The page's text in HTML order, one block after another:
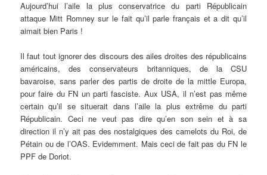
Aujourd’hui l’aile la plus conservatrice du parti Républicain
attaque Mitt Romney sur le fait qu’il parle français et a dit qu’il
aimait bien Paris !
Il faut tout ignorer des discours des ailes droites des républicains
américains, des conservateurs britanniques, de la CSU
bavaroise, sans parler des partis de droite de la mittle Europa,
pour faire du FN un parti fasciste. Aux USA, il n’est pas même
certain qu’il se situerait dans l’aile la plus extrême du parti
Républicain. Ceci ne veut pas dire qu’en son sein et à sa
direction il n’y ait pas des nostalgiques des camelots du Roi, de
Pétain ou de l’OAS. Evidemment. Mais ceci de fait pas du FN le
PPF de Doriot.